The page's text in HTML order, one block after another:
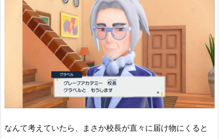
なんて考えていたら、まさか校長が直々に届け物にくると